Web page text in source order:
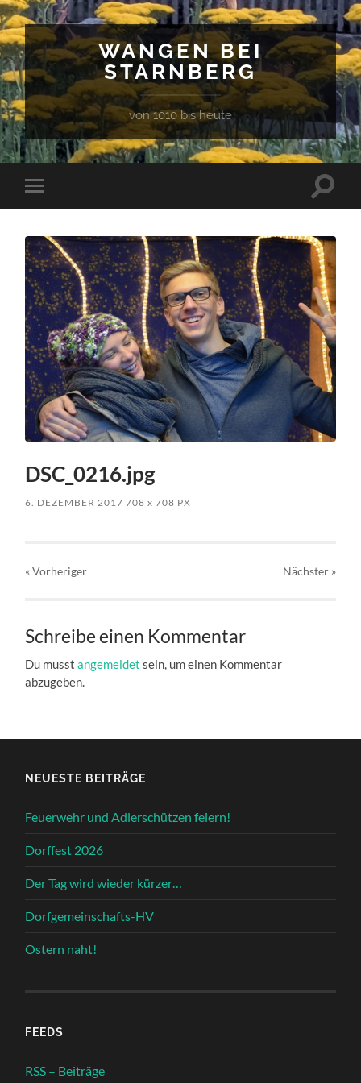
WANGEN BEI
STARNBERG
von 1010 bis heute
Mobile-
Menü
DSC_0216.jpg
6. DEZEMBER 2017 708x 708 PX
« Vorheriger Nächster »
Schreibe einen Kommentar
Du musstangemeldet sein, um einen Kommentar
abzugeben.
NEUESTE BEITRÄGE
Feuerwehr und Adlerschützen feiern!
Dorffest 2026
Der Tag wird wieder kürzer…
Dorfgemeinschafts-HV
Ostern naht!
FEEDS
RSS – Beiträge